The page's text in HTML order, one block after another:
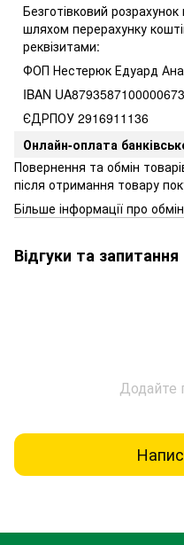
Безготівковий
шляхом перерахунку
реквізитами:
ФОП Нестерюк Едуард
IBAN
ЄДРПОУ 2916911136
Онлайн-оплата
Повернення та обмін
після отримання товару
Більше інформації про
Відгуки та запитання
Додайте